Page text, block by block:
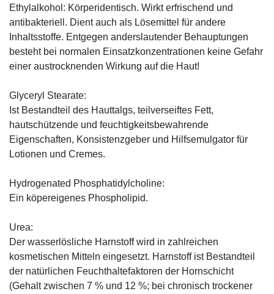
Ethylalkohol: Körperidentisch. Wirkt erfrischend und
antibakteriell. Dient auch als Lösemittel für andere
Inhaltsstoffe. Entgegen anderslautender Behauptungen
besteht bei normalen Einsatzkonzentrationen keine Gefahr
einer austrocknenden Wirkung auf die Haut!
Glyceryl Stearate:
Ist Bestandteil des Hauttalgs, teilverseiftes Fett,
hautschützende und feuchtigkeitsbewahrende
Eigenschaften, Konsistenzgeber und Hilfsemulgator für
Lotionen und Cremes.
Hydrogenated Phosphatidylcholine:
Ein köpereigenes Phospholipid.
Urea:
Der wasserlösliche Harnstoff wird in zahlreichen
kosmetischen Mitteln eingesetzt. Harnstoff ist Bestandteil
der natürlichen Feuchthaltefaktoren der Hornschicht
(Gehalt zwischen 7 % und 12 %; bei chronisch trockener